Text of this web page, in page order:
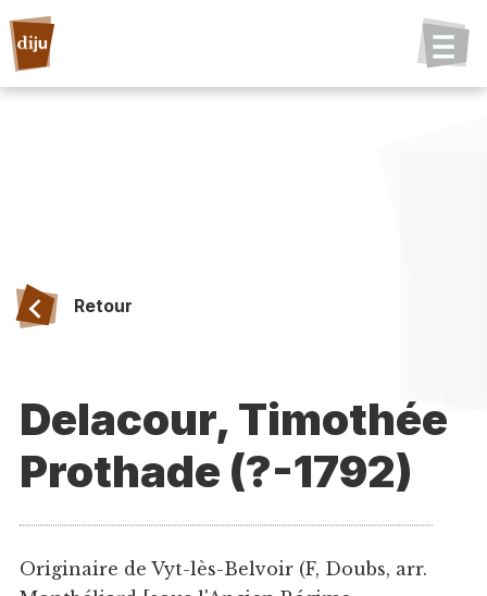
Retour
Delacour, Timothée
Prothade (?-1792)
Originaire de Vyt-lès-Belvoir (F, Doubs, arr.